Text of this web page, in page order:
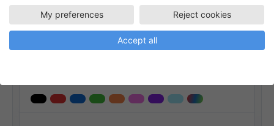
EnerGel X 0,7 mm
My preferences Reject cookies
Accept all